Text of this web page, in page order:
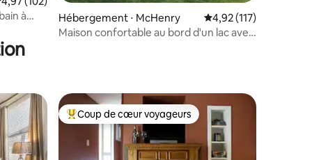
à
Hébergement ⋅ McHenry Évaluation moyenne
4,92 (117)
Maison confortable au bord d'un lac avec
Coups de cœur voyageurs les plus appréciés
Coup de cœur voyageurs